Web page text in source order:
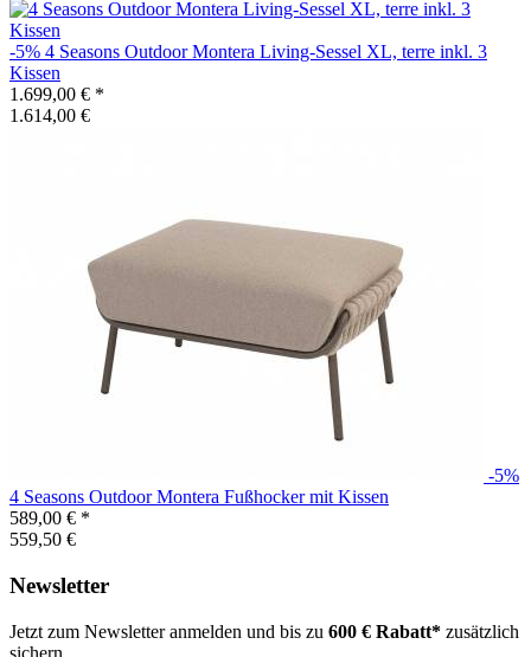
-5% 4 Seasons OutdoorMontera Living-Sessel XL, terre inkl. 3
Kissen
1.699,00 € *
1.614,00 €
-5%
4 Seasons OutdoorMontera Fußhocker mit Kissen
589,00 € *
559,50 €
Newsletter
Jetzt zum Newsletter anmelden und bis zu 600 € Rabatt* zusätzlich
sichern